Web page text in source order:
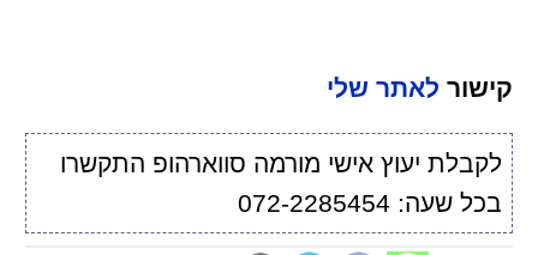
קישור לאתר שלי
לקבלת יעוץ אישי מורמה סווארהופ התקשרו
בכל שעה: 072-2285454